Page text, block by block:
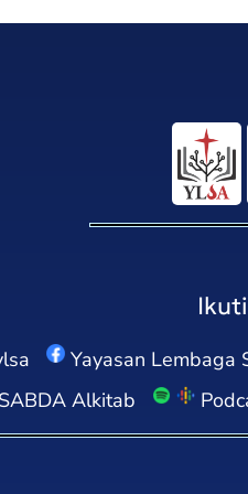
Yayasan Lembaga
SABDA Alkitab